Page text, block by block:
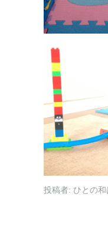
投稿者: ひとの